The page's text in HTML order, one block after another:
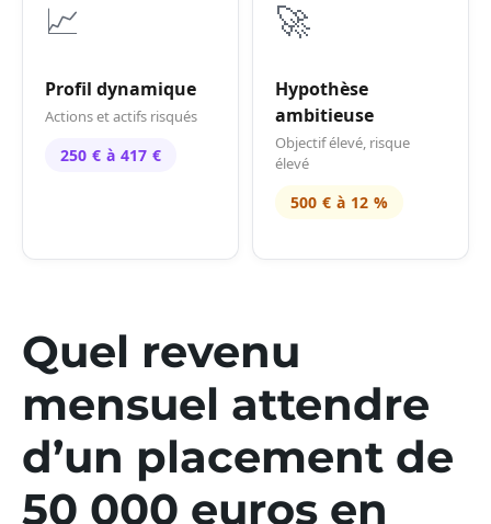
📈
Profil dynamique
Actions et actifs risqués
250 € à 417 €
🚀
Hypothèse
ambitieuse
Objectif élevé, risque
élevé
500 € à 12 %
Quel revenu
mensuel attendre
d’un placement de
50 000 euros en